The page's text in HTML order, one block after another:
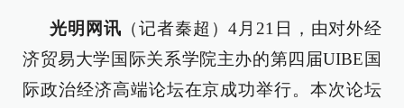
光明网讯 （记者秦超）4月21日，由对外经
济贸易大学国际关系学院主办的第四届UIBE国
际政治经济高端论坛在京成功举行。本次论坛